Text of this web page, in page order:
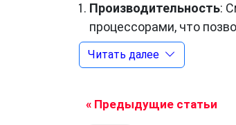
Производительность:
процессорами, что
мультимедийное
Качество камеры
возможности съемки в
Читать далее
« Предыдущие статьи